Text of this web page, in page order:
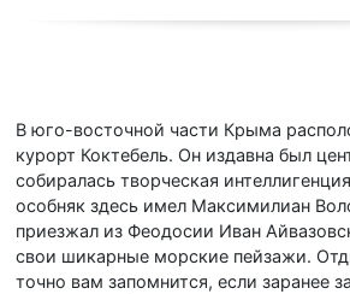
В юго-восточной части Крыма
курорт Коктебель. Он издавна был
собиралась творческая
особняк здесь имел Максимилиан
приезжал из Феодосии Иван
свои шикарные морские пейзажи.
точно вам запомнится, если заранее